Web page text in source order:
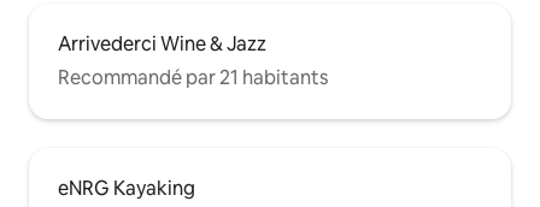
Arrivederci Wine & Jazz
Recommandé par 21 habitants
eNRG Kayaking